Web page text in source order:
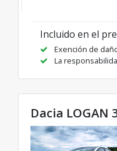
Incluido en el
Exención de
La
Dacia LOGAN